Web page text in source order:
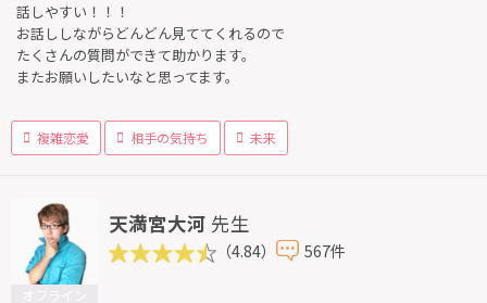
話しやすい！！！
お話ししながらどんどん見ててくれるので
たくさんの質問ができて助かります。
またお願いしたいなと思ってます。
複雑恋愛 相手の気持ち 未来
天満宮大河 先生
（4.84） 567件